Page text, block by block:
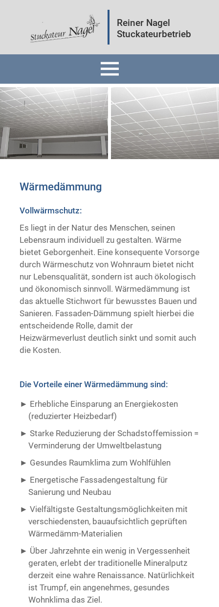
Reiner Nagel
Stuckateurbetrieb
Home
Fassaden
Innenräume
Wärmedämmung
Trockenausbau
Wärmedämmung
Vollwärmschutz:
Es liegt in der Natur des Menschen, seinen
Lebensraum individuell zu gestalten. Wärme
bietet Geborgenheit. Eine konsequente Vorsorge
durch Wärmeschutz von Wohnraum bietet nicht
nur Lebensqualität, sondern ist auch ökologisch
und ökonomisch sinnvoll. Wärmedämmung ist
das aktuelle Stichwort für bewusstes Bauen und
Sanieren. Fassaden-Dämmung spielt hierbei die
entscheidende Rolle, damit der
Heizwärmeverlust deutlich sinkt und somit auch
die Kosten.
Die Vorteile einer Wärmedämmung sind:
Erhebliche Einsparung an Energiekosten
(reduzierter Heizbedarf)
Starke Reduzierung der Schadstoffemission =
Verminderung der Umweltbelastung
Gesundes Raumklima zum Wohlfühlen
Energetische Fassadengestaltung für
Sanierung und Neubau
Vielfältigste Gestaltungsmöglichkeiten mit
verschiedensten, bauaufsichtlich geprüften
Wärmedämm-Materialien
Über Jahrzehnte ein wenig in Vergessenheit
geraten, erlebt der traditionelle Mineralputz
derzeit eine wahre Renaissance. Natürlichkeit
ist Trumpf, ein angenehmes, gesundes
Wohnklima das Ziel.